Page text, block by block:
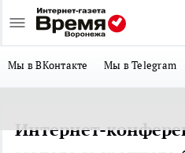
Мы в ВКонтакте Мы в Telegram
Интернет-